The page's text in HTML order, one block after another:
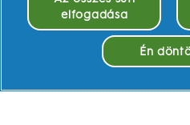
elfogadása
Én